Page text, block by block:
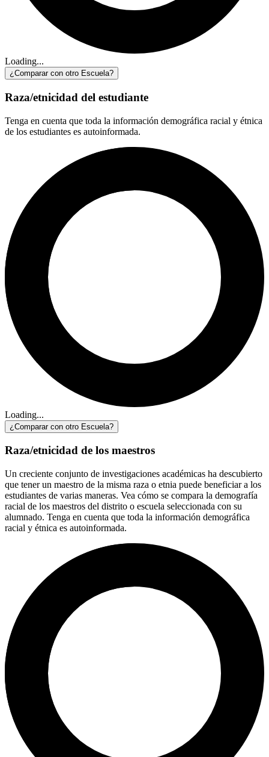
Loading...
¿Comparar con otro Escuela?
Raza/etnicidad del estudiante
Tenga en cuenta que toda la información demográfica racial y étnica
de los estudiantes es autoinformada.
Loading...
¿Comparar con otro Escuela?
Raza/etnicidad de los maestros
Un creciente conjunto de investigaciones académicas ha descubierto
que tener un maestro de la misma raza o etnia puede beneficiar a los
estudiantes de varias maneras. Vea cómo se compara la demografía
racial de los maestros del distrito o escuela seleccionada con su
alumnado. Tenga en cuenta que toda la información demográfica
racial y étnica es autoinformada.